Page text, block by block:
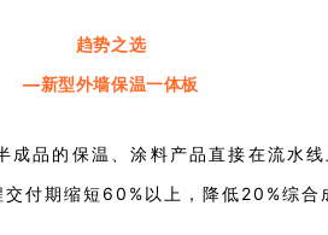
趋势之选
—新型外墙保温一体板
品的保温、涂料产品直接在流水
付期缩短60%以上，降低20%综合